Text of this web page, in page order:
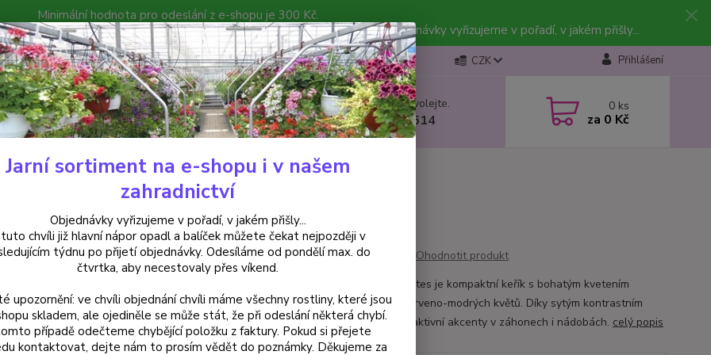
Minimální hodnota pro odeslání z e-shopu je 300 Kč.
můžete čekat nejpozději v následujícím týdnu po přijetí objednávky. Objednávky vyřizujeme v pořadí, v jakém přišly...
Poradna Kontakty CZK Přihlášení
Hledat Nevíte si rady? Zavolejte.
+420 602 223 614
0 ks
za 0 Kč
Fuchsie Jullies Nantes Fuchsie - 1 ks
Nantes Fuchsie - 1 ks
Ohodnotit produkt
Fuchsie Jullies Nantes je kompaktní keřík s bohatým kvetením
středně velkých červeno-modrých květů. Díky sytým kontrastním
barvám vytváří atraktivní akcenty v záhonech i nádobách. celý popis
Jarní sortiment na e-shopu i v našem
zahradnictví
Objednávky vyřizujeme v pořadí, v jakém přišly...
chvíli již hlavní nápor opadl a balíček můžete čekat nejpozději v
týdnu po přijetí objednávky. Odesíláme od pondělí max. do
čtvrtka, aby necestovaly přes víkend.
upozornění: ve chvíli objednání chvíli máme všechny rostliny, které jsou
skladem, ale ojediněle se může stát, že při odeslání některá chybí.
případě odečteme chybějící položku z faktury. Pokud si přejete
kontaktovat, dejte nám to prosím vědět do poznámky. Děkujeme za